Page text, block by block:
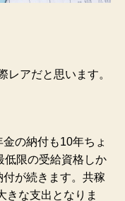
レアだと思います。
の納付も10年ちょ
低限の受給資格しか
が続きます。共稼
きな支出となりま